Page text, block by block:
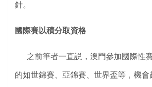
針。
國際賽以積分取資格
之前筆者一直説，澳門參加國際性
的如世錦賽、亞錦賽、世界盃等，機會